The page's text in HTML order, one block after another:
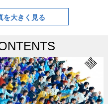
サー
った今
ったト
ステー
曲に馴
もファ
を大きく見る